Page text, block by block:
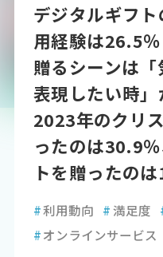
デジタルギフ
用経験は26.5％
贈るシーンは
表現したい時」
2023年のクリ
ったのは30.9
トを贈ったの
#利用動向 #満足度
#オンラインサービス